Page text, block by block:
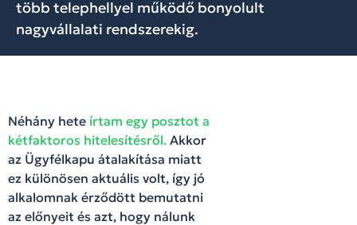
több telephellyel működő bonyolult
nagyvállalati rendszerekig.
Néhány hete írtam egy posztot a
kétfaktoros hitelesítésről. Akkor
az Ügyfélkapu átalakítása miatt
ez különösen aktuális volt, így jó
alkalomnak érződött bemutatni
az előnyeit és azt, hogy nálunk